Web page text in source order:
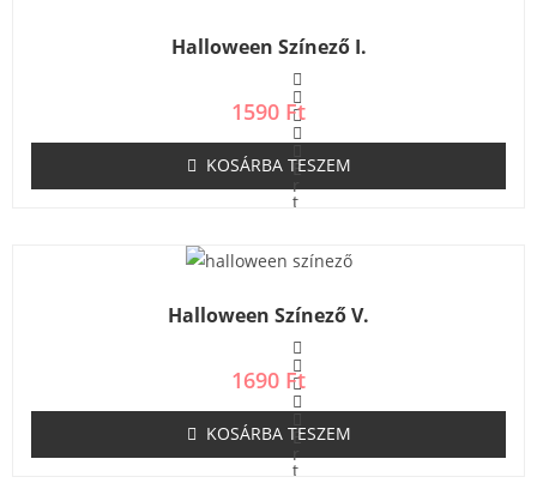
:
0
/
5
Halloween Színező I.
É
r
t
e
l
s
:
0
/
5
1590 Ft
KOSÁRBA TESZEM
Halloween Színező V.
É
r
t
1690 Ft
KOSÁRBA TESZEM